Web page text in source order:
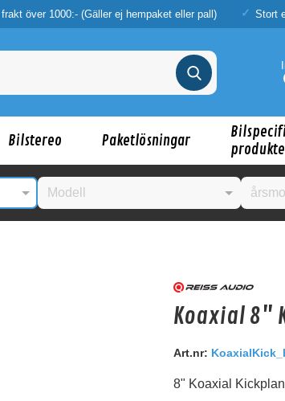
frakt över 1000:- (Gäller ej hempaket eller pall) Stort
Bilstereo Paketlösningar
av dessa produkter kan intressera
Koaxial 8"
Art.nr:
8" Koaxial